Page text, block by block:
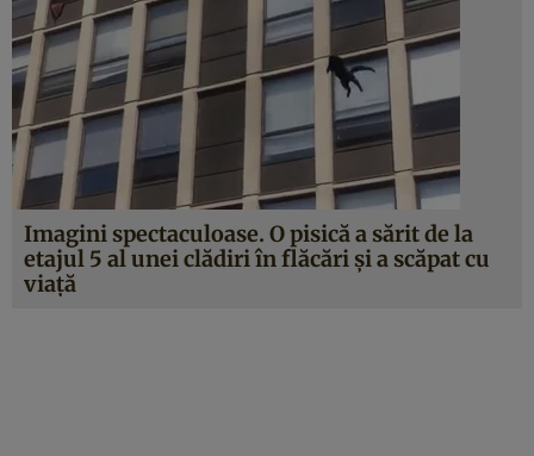
Imagini spectaculoase. O pisică a sărit de la
etajul 5 al unei clădiri în flăcări și a scăpat cu
viață